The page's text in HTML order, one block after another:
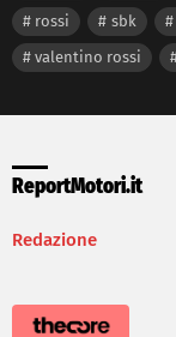
rossi
sbk
valentino rossi
ReportMotori.it
Redazione